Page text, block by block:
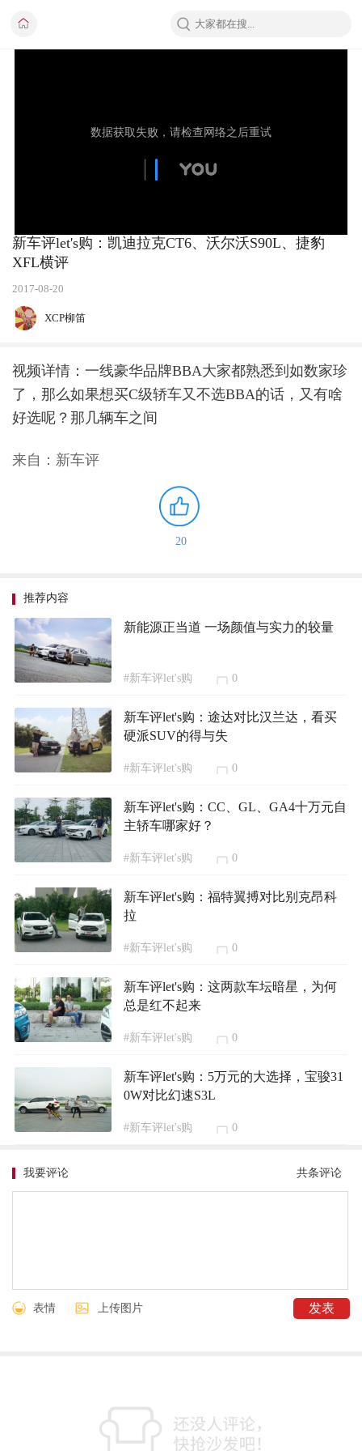
新车评let's购：凯迪拉克CT6、沃尔沃S90L、捷豹
XFL横评
2017-08-20
XCP柳笛
视频详情：一线豪华品牌BBA大家都熟悉到如数家珍
了，那么如果想买C级轿车又不选BBA的话，又有啥
好选呢？那几辆车之间
来自：新车评
20
推荐内容
新能源正当道 一场颜值与实力的较量
#新车评let's购 0
新车评let's购：途达对比汉兰达，看买
硬派SUV的得与失
#新车评let's购 0
新车评let's购：CC、GL、GA4十万元自
主轿车哪家好？
#新车评let's购 0
新车评let's购：福特翼搏对比别克昂科
拉
#新车评let's购 0
新车评let's购：这两款车坛暗星，为何
总是红不起来
#新车评let's购 0
新车评let's购：5万元的大选择，宝骏31
0W对比幻速S3L
#新车评let's购 0
共条评论
我要评论
表情 上传图片